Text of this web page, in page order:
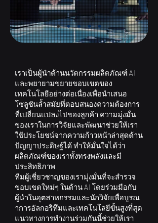
เราเป็นผู้นำด้านนวัตกรรมผลิตภัณฑ์ AI
และพยายามขยายขอบเขตของ
เทคโนโลยีอย่างต่อเนื่องเพื่อนำเสนอ
โซลูชันล้ำสมัยที่ตอบสนองความต้องการ
ที่เปลี่ยนแปลงไปของลูกค้า ความมุ่งมั่น
ของเราในการวิจัยและพัฒนาช่วยให้เรา
ใช้ประโยชน์จากความก้าวหน้าล่าสุดด้าน
ปัญญาประดิษฐ์ได้ ทำให้มั่นใจได้ว่า
ผลิตภัณฑ์ของเราทั้งทรงพลังและมี
ประสิทธิภาพ
ทีมผู้เชี่ยวชาญของเรามุ่งมั่นที่จะสำรวจ
ขอบเขตใหม่ๆ ในด้าน AI โดยร่วมมือกับ
ผู้นำในอุตสาหกรรมและนักวิจัยเพื่อบูรณ
าการอัลกอริทึมและเทคโนโลยีขั้นสูงที่สุด
แนวทางการทำงานร่วมกันนี้ช่วยให้เรา